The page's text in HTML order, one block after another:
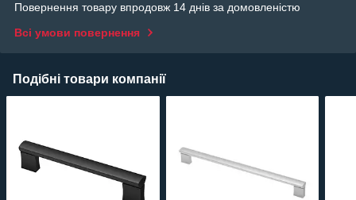
Повернення товару впродовж 14 днів за домовленістю
Всі умови повернення
Подібні товари компанії